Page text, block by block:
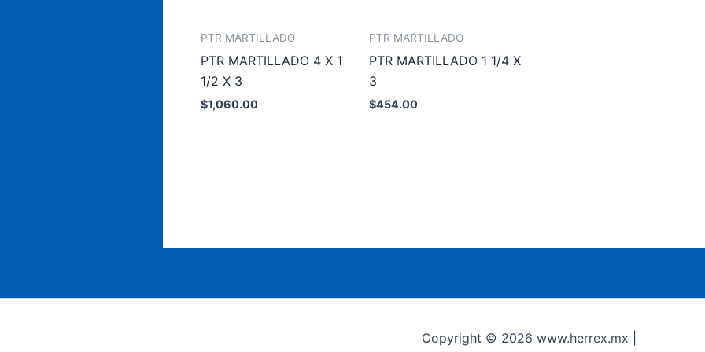
PTR MARTILLADO
PTR MARTILLADO 4 X 1
1/2 X 3
$1,060.00
PTR MARTILLADO
PTR MARTILLADO 1 1/4 X
3
$454.00
Copyright © 2026 www.herrex.mx |